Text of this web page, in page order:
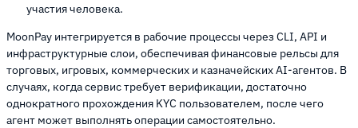
участия человека.
MoonPay интегрируется в рабочие процессы через CLI, API и
инфраструктурные слои, обеспечивая финансовые рельсы для
торговых, игровых, коммерческих и казначейских AI-агентов. В
случаях, когда сервис требует верификации, достаточно
однократного прохождения KYC пользователем, после чего
агент может выполнять операции самостоятельно.